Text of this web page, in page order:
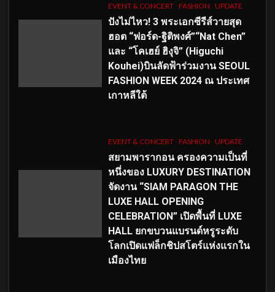
EVENT & CONCERT FASHION UPDATE
ปังไม่ไหว! 3 พระเอกซีรีส์วายสุด
ฮอต “ฟอร์ด-ฐิติพงศ์”“Nat Chen”
และ “โคเฮย์ ฮิงุจิ” (Higuchi
Kouhei)บินลัดฟ้าร่วมงาน SEOUL
FASHION WEEK 2024 ณ ประเทศ
เกาหลีใต้
EVENT & CONCERT FASHION UPDATE
สยามพารากอน ครองความเป็นที่
หนึ่งของ LUXURY DESTINATION
จัดงาน “SIAM PARAGON THE
LUXE HALL OPENING
CELEBRATION” เปิดพื้นที่ LUXE
HALL ยกขบวนแบรนด์หรูระดับ
โลกเปิดแฟล็กชิปสโตร์แห่งแรกใน
เมืองไทย